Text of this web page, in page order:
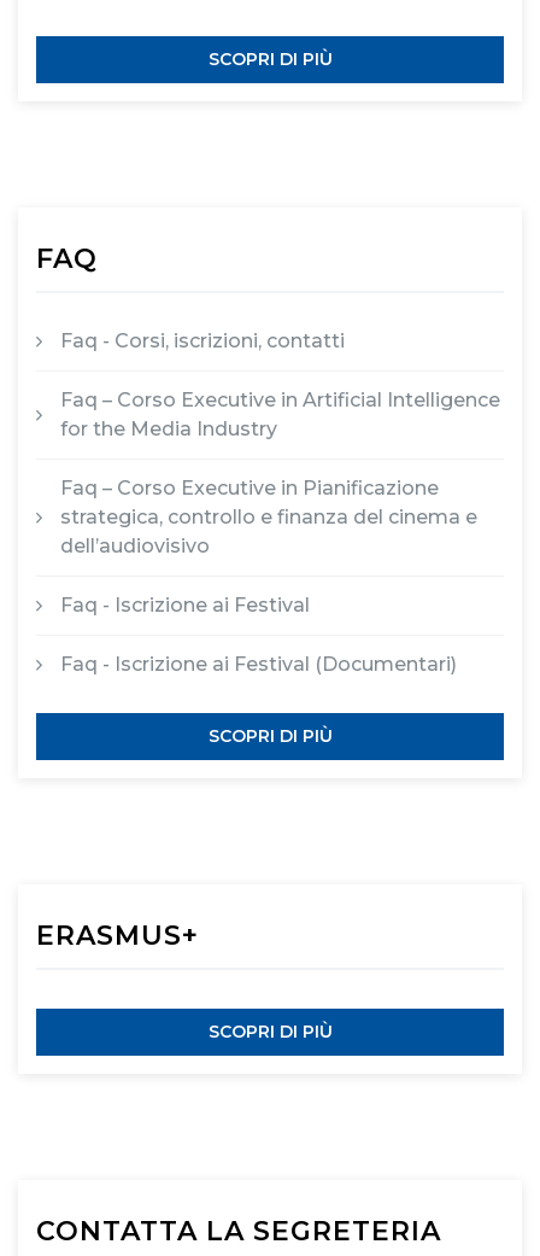
SCOPRI DI PIÙ
FAQ
Faq - Corsi, iscrizioni, contatti
Faq – Corso Executive in Artificial Intelligence
for the Media Industry
Faq – Corso Executive in Pianificazione
strategica, controllo e finanza del cinema e
dell’audiovisivo
Faq - Iscrizione ai Festival
Faq - Iscrizione ai Festival (Documentari)
SCOPRI DI PIÙ
ERASMUS+
SCOPRI DI PIÙ
CONTATTA LA SEGRETERIA